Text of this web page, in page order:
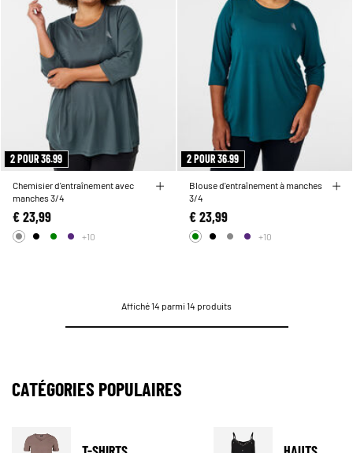
2 POUR 36.99
Chemisier d'entraînement avec
manches 3/4
€ 23,99
+10
2 POUR 36.99
Blouse d'entraînement à manches
3/4
€ 23,99
+10
Affiché 14 parmi 14 produits
CATÉGORIES POPULAIRES